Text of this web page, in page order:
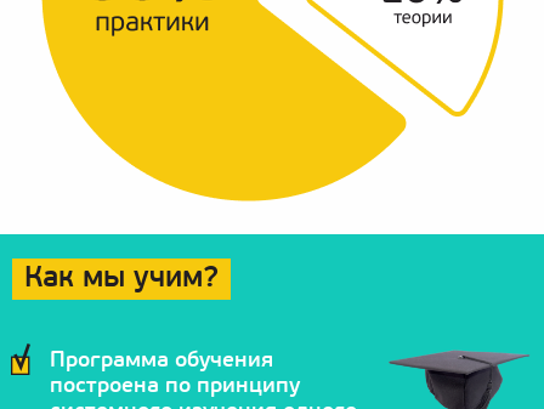
Как мы учим?
Программа обучения
построена по принципу